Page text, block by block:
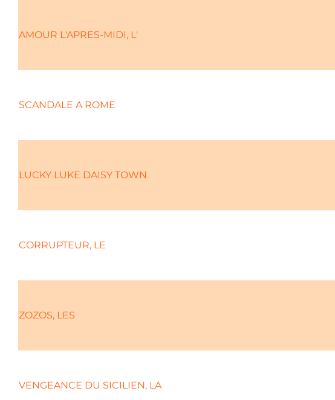
AMOUR L'APRES-MIDI, L'
SCANDALE A ROME
LUCKY LUKE DAISY TOWN
CORRUPTEUR, LE
ZOZOS, LES
VENGEANCE DU SICILIEN, LA